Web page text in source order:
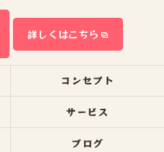
詳しくはこちら
コンセプト
サービス
ブログ